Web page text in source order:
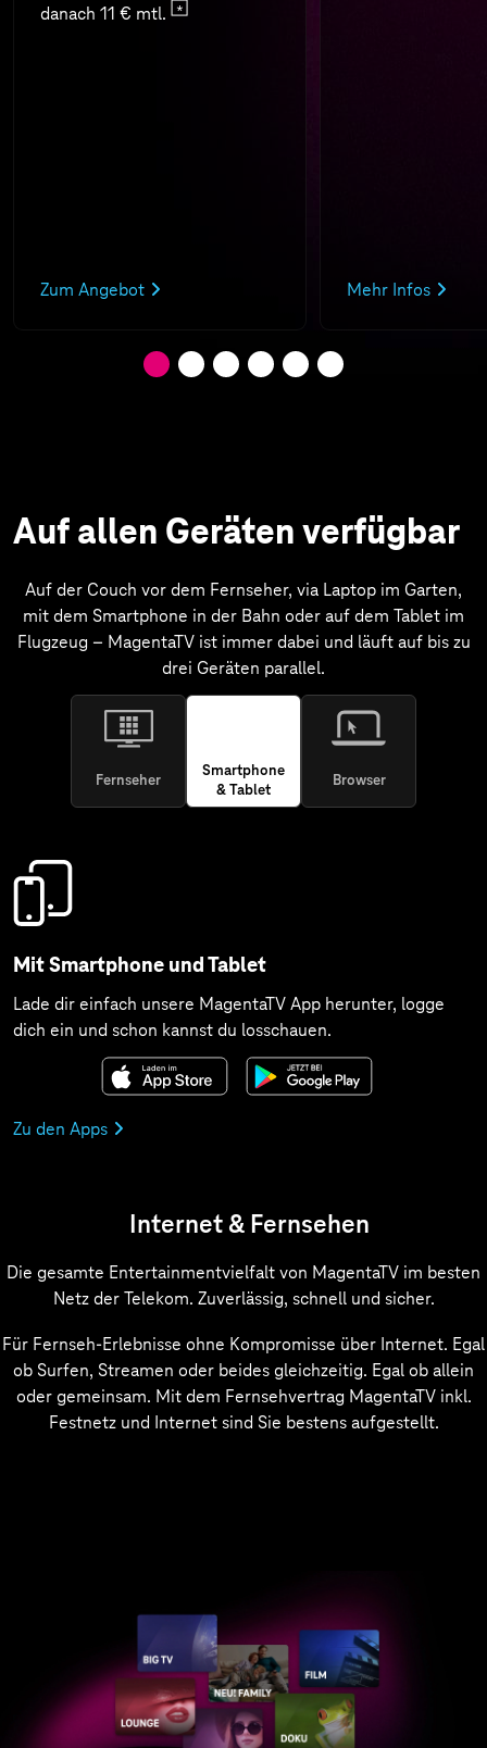
danach 11 € mtl.
Zum Angebot Mehr Infos
Auf allen Geräten verfügbar
Auf der Couch vor dem Fernseher, via Laptop im Garten,
mit dem Smartphone in der Bahn oder auf dem Tablet im
Flugzeug – MagentaTV ist immer dabei und läuft auf bis zu
drei Geräten parallel.
Fernseher
Smartphone
& Tablet
Browser
Mit Smartphone und Tablet
Lade dir einfach unsere MagentaTV App herunter, logge
dich ein und schon kannst du losschauen.
Zu den Apps
Internet & Fernsehen
Die gesamte Entertainmentvielfalt von MagentaTV im besten
Netz der Telekom. Zuverlässig, schnell und sicher.
Für Fernseh-Erlebnisse ohne Kompromisse über Internet. Egal
ob Surfen, Streamen oder beides gleichzeitig. Egal ob allein
oder gemeinsam. Mit dem Fernsehvertrag MagentaTV inkl.
Festnetz und Internet sind Sie bestens aufgestellt.